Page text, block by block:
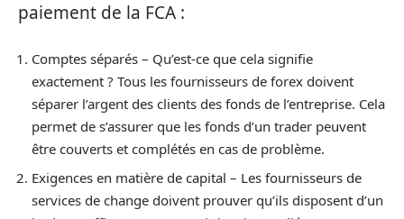
paiement de la FCA :
Comptes séparés – Qu’est-ce que cela signifie
exactement ? Tous les fournisseurs de forex doivent
séparer l’argent des clients des fonds de l’entreprise. Cela
permet de s’assurer que les fonds d’un trader peuvent
être couverts et complétés en cas de problème.
Exigences en matière de capital – Les fournisseurs de
services de change doivent prouver qu’ils disposent d’un